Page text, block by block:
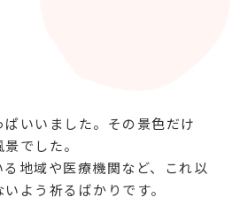
いいました。その景色だけ
でした。
地域や医療機関など、これ以
よう祈るばかりです。